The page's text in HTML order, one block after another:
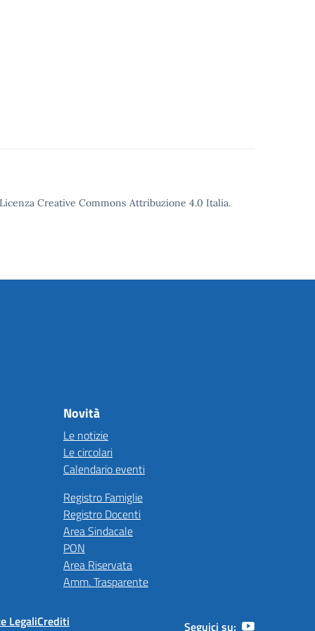
Creative Commons Attribuzione 4.0 Italia.
Novità
Le notizie
Le circolari
Calendario eventi
Registro Famiglie
Registro Docenti
Area Sindacale
PON
Area Riservata
Amm. Trasparente
LegaliCrediti Seguici su: